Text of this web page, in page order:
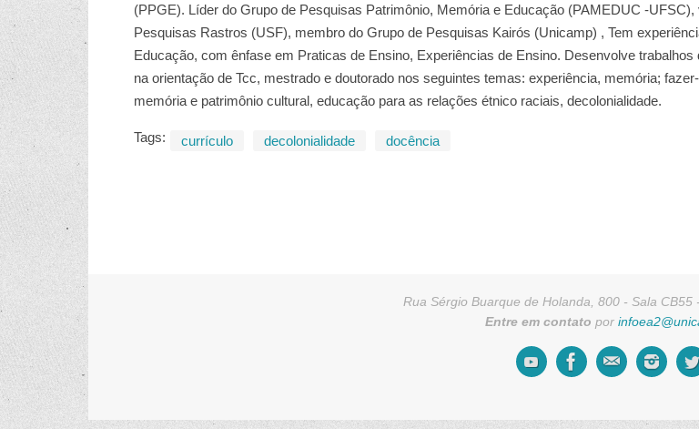
(PPGE). Líder do Grupo de Pesquisas Patrimônio, Memória e Educação (PAMEDUC -
Pesquisas Rastros (USF), membro do Grupo de Pesquisas Kairós (Unicamp) , Tem
Educação, com ênfase em Praticas de Ensino, Experiências de Ensino. Desenvolve
na orientação de Tcc, mestrado e doutorado nos seguintes temas: experiência, memória;
memória e patrimônio cultural, educação para as relações étnico raciais, decolonialidade.
Tags: currículo decolonialidade docência
Rua Sérgio Buarque de Holanda, 800 - Sala CB55
Entre em contato por